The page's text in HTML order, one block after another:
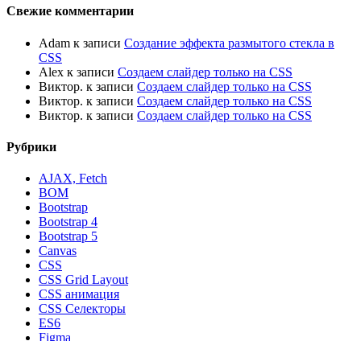
Свежие комментарии
Adam к записи Создание эффекта размытого стекла в
CSS
Alex к записи Создаем слайдер только на CSS
Виктор. к записи Создаем слайдер только на CSS
Виктор. к записи Создаем слайдер только на CSS
Виктор. к записи Создаем слайдер только на CSS
Рубрики
AJAX, Fetch
BOM
Bootstrap
Bootstrap 4
Bootstrap 5
Canvas
CSS
CSS Grid Layout
CSS анимация
CSS Селекторы
ES6
Figma